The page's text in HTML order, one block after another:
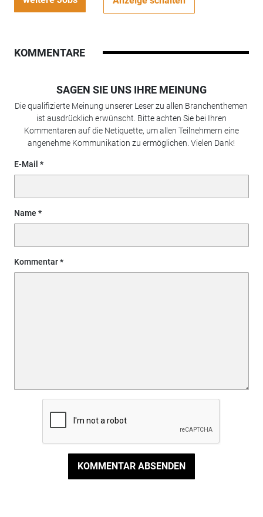
KOMMENTARE
SAGEN SIE UNS IHRE MEINUNG
Die qualifizierte Meinung unserer Leser zu allen Branchenthemen
ist ausdrücklich erwünscht. Bitte achten Sie bei Ihren
Kommentaren auf die Netiquette, um allen Teilnehmern eine
angenehme Kommunikation zu ermöglichen. Vielen Dank!
E-Mail
Name
Kommentar
KOMMENTAR ABSENDEN